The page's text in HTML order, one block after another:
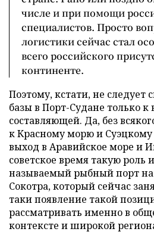
числе и при помощи
специалистов. Просто
логистики сейчас стал
всего российского
континенте.
Поэтому, кстати, не следует
базы в Порт-Судане только
составляющей. Да, без
к Красному морю и Суэцкому
выход в Аравийское море и
советское время такую роль
называемый рыбный порт на
Сокотра, который сейчас
таки появление такой
рассматривать именно в
контексте и широкой